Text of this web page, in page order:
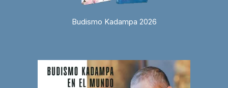
Budismo Kadampa 2026